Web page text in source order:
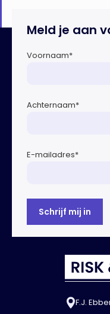
Meld je aan
Voornaam*
Achternaam*
E-mailadres*
F.J.